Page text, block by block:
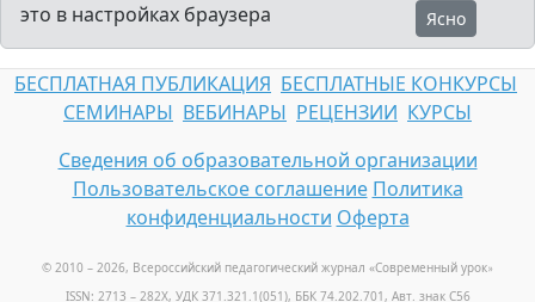
это в настройках браузера
Ясно
БЕСПЛАТНАЯ ПУБЛИКАЦИЯ БЕСПЛАТНЫЕ КОНКУРСЫ
СЕМИНАРЫ ВЕБИНАРЫ РЕЦЕНЗИИ КУРСЫ
Сведения об образовательной организации
Пользовательское соглашение Политика
конфиденциальности Оферта
© 2010 – 2026, Всероссийский педагогический журнал «Современный урок»
ISSN: 2713 – 282X, УДК 371.321.1(051), ББК 74.202.701, Авт. знак С56